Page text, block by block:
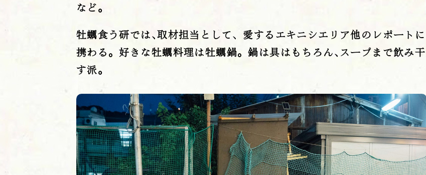
など｡
牡蠣食う研では､取材担当として、愛するエキニシエリア他のレポートに
携わる。好きな牡蠣料理は牡蠣鍋。鍋は具はもちろん､スープまで飲み干
す派｡